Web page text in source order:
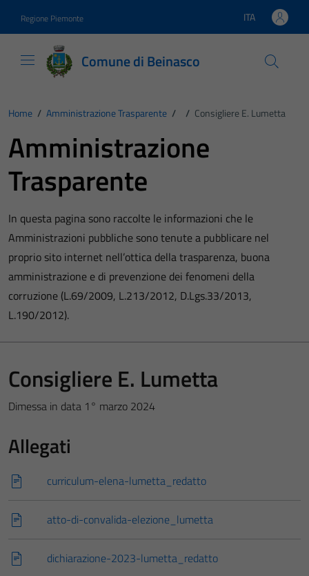
Regione Piemonte Lingua attiva:
ITA
Comune di Beinasco
Home / Amministrazione Trasparente / / Consigliere E. Lumetta
Amministrazione
Trasparente
In questa pagina sono raccolte le informazioni che le
Amministrazioni pubbliche sono tenute a pubblicare nel
proprio sito internet nell’ottica della trasparenza, buona
amministrazione e di prevenzione dei fenomeni della
corruzione (L.69/2009, L.213/2012, D.Lgs.33/2013,
L.190/2012).
Consigliere E. Lumetta
Dimessa in data 1° marzo 2024
Allegati
curriculum-elena-lumetta_redatto
atto-di-convalida-elezione_lumetta
dichiarazione-2023-lumetta_redatto